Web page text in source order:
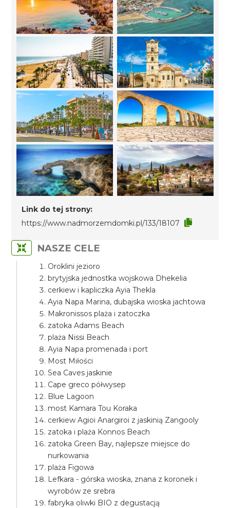
Link do tej strony:
https://www.nadmorzemdomki.pl/133/18107
NASZE CELE
Oroklini jezioro
brytyjska jednostka wojskowa Dhekelia
cerkiew i kapliczka Ayia Thekla
Ayia Napa Marina, dubajska wioska jachtowa
Makronissos plaża i zatoczka
zatoka Adams Beach
plaża Nissi Beach
Ayia Napa promenada i port
Most Miłości
Sea Caves jaskinie
Cape greco półwysep
Blue Lagoon
most Kamara Tou Koraka
cerkiew Agioi Anargiroi z jaskinią Zangooly
zatoka i plaża Konnos Beach
zatoka Green Bay, najlepsze miejsce do
nurkowania
plaża Figowa
Lefkara - górska wioska, znana z koronek i
wyrobów ze srebra
fabryka oliwki BIO z degustacją